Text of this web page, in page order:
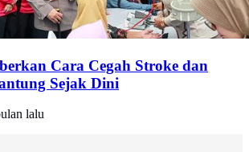
Cara Cegah Stroke dan
Sejak Dini
lalu